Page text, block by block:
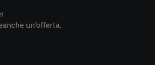
un'offerta.